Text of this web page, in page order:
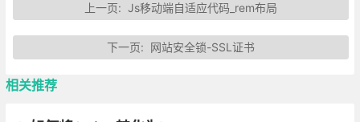
上一页: Js移动端自适应代码_rem布局
下一页: 网站安全锁-SSL证书
相关推荐